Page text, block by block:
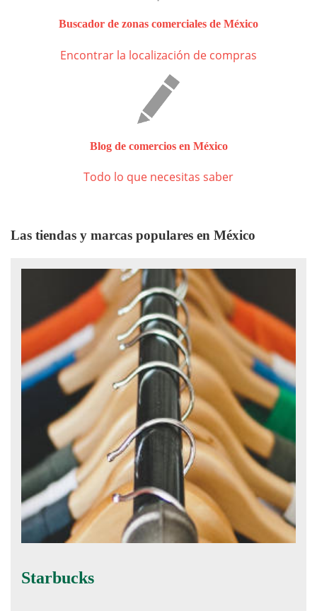
Buscador de zonas comerciales de México
Encontrar la localización de compras
Blog de comercios en México
Todo lo que necesitas saber
Las tiendas y marcas populares en México
Starbucks